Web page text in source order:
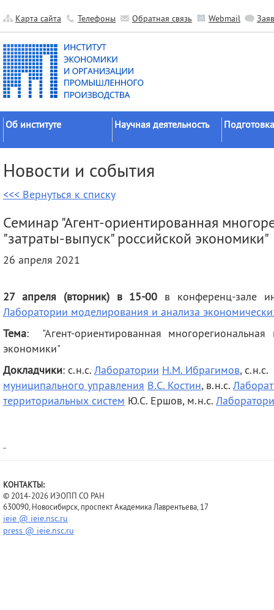
Карта сайта Телефоны Обратная связь Webmail
Об институте
Официальные документы
История
Научные подразделения
Прочие подразделения
Издательская
Контакты
Научная деятельность
исследований
Гранты
Научные школы
Публикации
советы
Целевое
Новости и события
<<< Вернуться к списку
Семинар "Агент-ориентированная
"затраты-выпуск" российской экономики"
26 апреля 2021
27 апреля (вторник) в 15-00 в конференц-зале
Лаборатории моделирования и анализа
Тема: "Агент-ориентированная многорегиональная
экономики"
Докладчики: с.н.с. Лаборатории Н.М. Ибрагимов, с.н.с.
муниципального управления В.С. Костин, в.н.с.
территориальных систем Ю.С. Ершов, м.н.с.
КОНТАКТЫ:
© 2014-2026 ИЭОПП СО РАН
630090, Новосибирск, проспект Академика Лаврентьева, 17
ieie @ ieie.nsc.ru
press @ ieie.nsc.ru